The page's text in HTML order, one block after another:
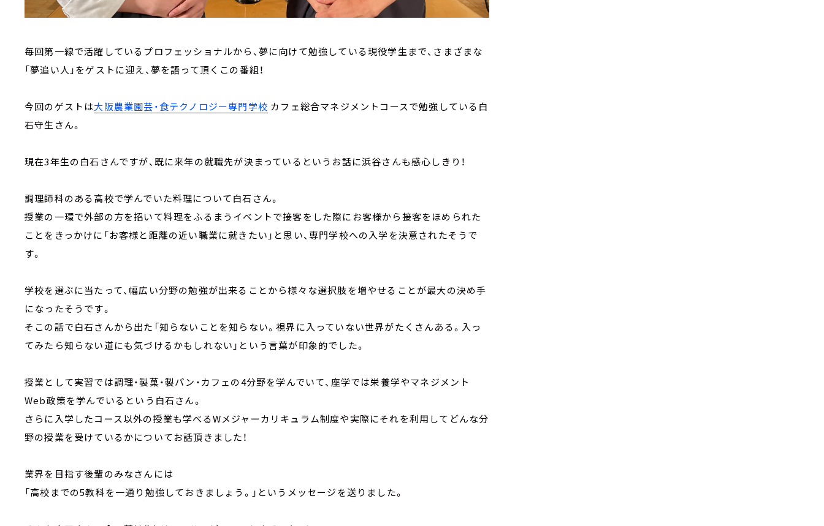
毎回第一線で活躍しているプロフェッショナルから、夢に向けて勉強している現役学生まで、さまざまな
「夢追い人」をゲストに迎え、夢を語って頂くこの番組！
今回のゲストは大阪農業園芸・食テクノロジー専門学校 カフェ総合マネジメントコースで勉強している白
石守生さん。
現在3年生の白石さんですが、既に来年の就職先が決まっているというお話に浜谷さんも感心しきり！
調理師科のある高校で学んでいた料理について白石さん。
授業の一環で外部の方を招いて料理をふるまうイベントで接客をした際にお客様から接客をほめられた
ことをきっかけに「お客様と距離の近い職業に就きたい」と思い、専門学校への入学を決意されたそうで
す。
学校を選ぶに当たって、幅広い分野の勉強が出来ることから様々な選択肢を増やせることが最大の決め手
になったそうです。
そこの話で白石さんから出た「知らないことを知らない。視界に入っていない世界がたくさんある。入っ
てみたら知らない道にも気づけるかもしれない」という言葉が印象的でした。
授業として実習では調理・製菓・製パン・カフェの4分野を学んでいて、座学では栄養学やマネジメント
Web政策を学んでいるという白石さん。
さらに入学したコース以外の授業も学べるWメジャーカリキュラム制度や実際にそれを利用してどんな分
野の授業を受けているかについてお話頂きました！
業界を目指す後輩のみなさんには
「高校までの5教科を一通り勉強しておきましょう。」というメッセージを送りました。